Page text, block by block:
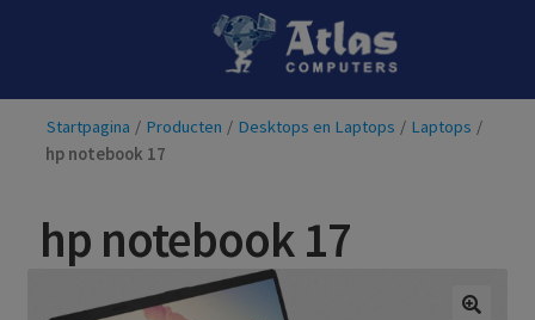
Ga
naar
Ga
Startpagina / Producten / Desktops en Laptops / Laptops /
hp notebook 17
hp notebook 17